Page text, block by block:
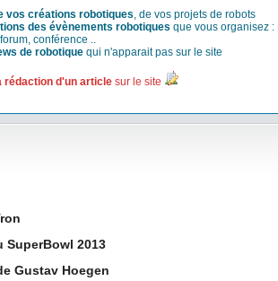
vos créations robotiques, de vos projets de robots
des évènements robotiques que vous organisez :
conférence ..
de robotique qui n'apparait pas sur le site
rédaction d'un article sur le site
SuperBowl 2013
Gustav Hoegen